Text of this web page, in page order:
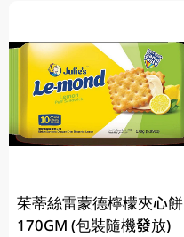
茱蒂絲雷蒙德檸檬夾心餅
170GM (包裝隨機發放)